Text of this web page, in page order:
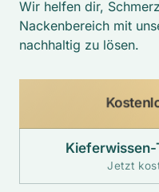
Wir helfen dir,
Nackenbereich mit
nachhaltig zu lösen.
Kieferwissen-
Jetzt